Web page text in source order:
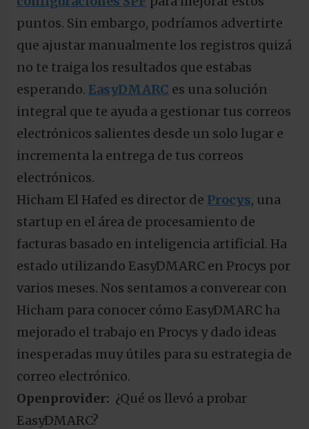
puntos. Sin embargo, podríamos advertirte
que ajustar manualmente los registros quizá
no te traiga los resultados que estabas
esperando. EasyDMARC es una solución
integral que te ayuda a gestionar tus correos
electrónicos salientes desde un solo lugar e
incrementa la entrega de tus correos
electrónicos.
Hicham El Hafed es director de Procys, una
startup en el área de procesamiento de
facturas basado en inteligencia artificial. Ha
estado utilizando EasyDMARC en Procys por
varios meses. Nos sentamos a converear con
Hicham para conocer cómo EasyDMARC ha
mejorado el trabajo en Procys y dado ideas
inesperadas muy útiles para su estrategia de
correo electrónico.
Openprovider: ¿Qué os llevó a probar
EasyDMARC?